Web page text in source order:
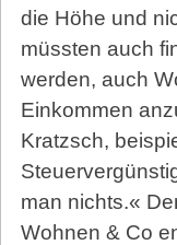
die Höhe und
müssten auch
werden, auch
Einkommen
Kratzsch,
man nichts.«
Wohnen & Co